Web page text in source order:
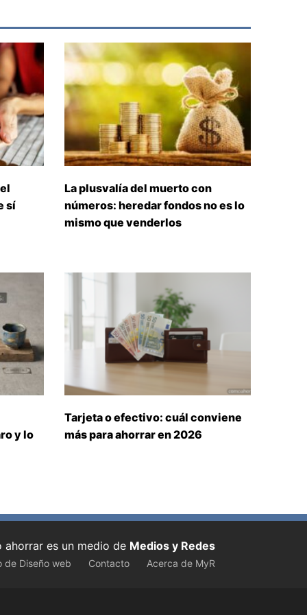
sí
La plusvalía del muerto con
números: heredar fondos no es lo
mismo que venderlos
y lo
Tarjeta o efectivo: cuál conviene
más para ahorrar en 2026
ahorrar es un medio de Medios y Redes
de Diseño web Contacto Acerca de MyR